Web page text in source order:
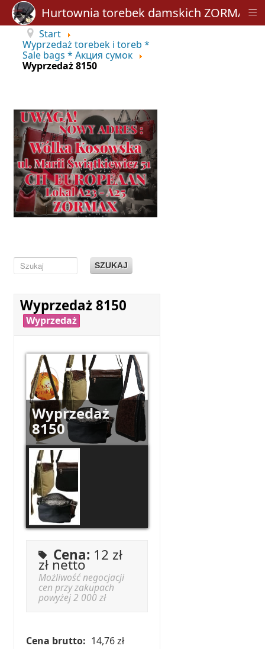
Start
Wyprzedaż torebek i toreb *
Sale bags * Акция сумок
Wyprzedaż 8150
SZUKAJ
Wyprzedaż 8150
Wyprzedaż
Wyprzedaż
8150
Cena: 12 zł
zł netto
Możliwość negocjacji
cen przy zakupach
powyżej 2 000 zł
Cena brutto: 14,76 zł
Hurtownia torebek damskich ZORMAX≡